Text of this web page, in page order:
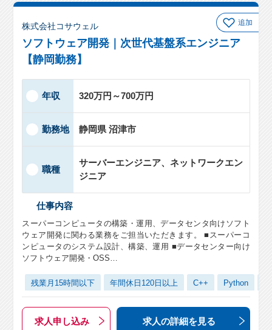
追加
株式会社コサウェル
ソフトウェア開発｜次世代基盤系エンジニア
【静岡勤務】
年収 320万円～700万円
勤務地 静岡県 沼津市
職種
サーバーエンジニア、ネットワークエン
ジニア
仕事内容
スーパーコンピュータの構築・運用、データセンタ向けソフト
ウェア開発に関わる業務をご担当いただきます。 ■スーパーコ
ンピュータのシステム設計、構築、運用 ■データセンター向け
ソフトウェア開発・OSS…
残業月15時間以下 年間休日120日以上 C++ Python
求人申し込み 求人の詳細を見る